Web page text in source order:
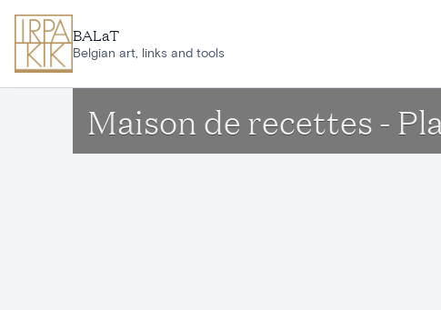
BALaT
Belgian art, links and tools
Maison de recettes -